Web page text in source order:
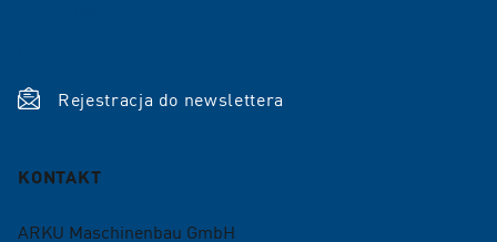
Rejestracja do newslettera
KONTAKT
ARKU Maschinenbau GmbH